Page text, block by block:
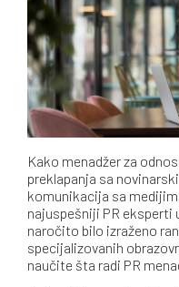
Kako menadžer za
preklapanja sa
komunikacija sa
najuspešniji PR eksperti
naročito bilo izraženo
specijalizovanih
naučite šta radi PR